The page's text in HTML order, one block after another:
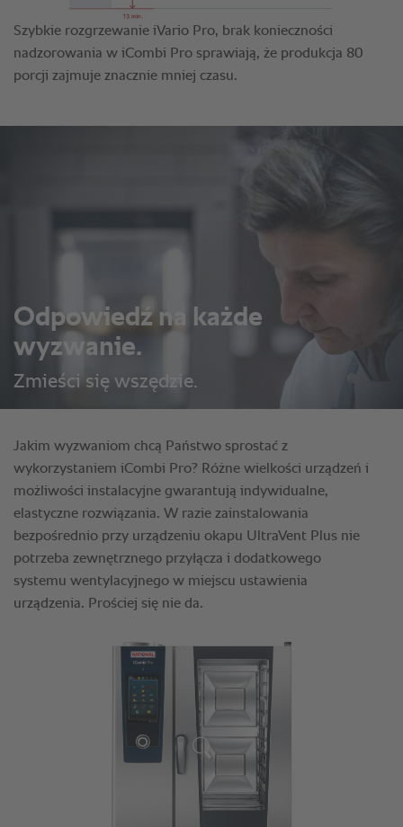
Odpowiedź na każde
wyzwanie.
Zmieści się wszędzie.
Jakim wyzwaniom chcą Państwo sprostać z
wykorzystaniem iCombi Pro? Różne wielkości urządzeń i
możliwości instalacyjne gwarantują indywidualne,
elastyczne rozwiązania. W razie zainstalowania
bezpośrednio przy urządzeniu okapu UltraVent Plus nie
potrzeba zewnętrznego przyłącza i dodatkowego
systemu wentylacyjnego w miejscu ustawienia
urządzenia. Prościej się nie da.